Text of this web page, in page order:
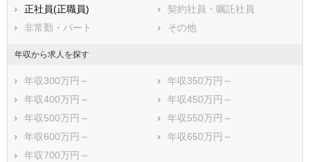
熊毛郡南種子町
熊毛郡屋久島町
大島郡大和村
大島郡宇検村
大島郡瀬戸内町
大島郡天城町
大島郡伊仙町
大島郡和泊町
大島郡知名町
大島郡与論町
正社員(正職員)
契約社員・嘱託社員
非常勤・パート
その他
年収から求人を探す
年収300万円～
年収350万円～
年収400万円～
年収450万円～
年収500万円～
年収550万円～
年収600万円～
年収650万円～
年収700万円～